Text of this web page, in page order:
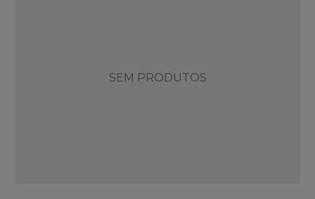
SEM PRODUTOS